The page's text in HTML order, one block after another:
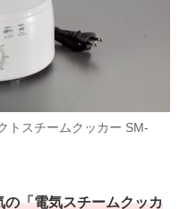
トスチームクッカー SM‐
の「電気スチームクッカ